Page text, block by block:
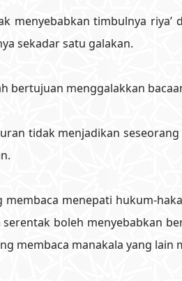
menyebabkan timbulnya
sekadar satu galakan.
bertujuan menggalakkan
tidak menjadikan
menepati hukum-
boleh menyebabkan
membaca manakala yang lain